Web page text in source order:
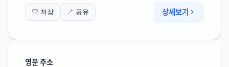
♡ 저장 ↗ 공유 상세보기
영문 주소